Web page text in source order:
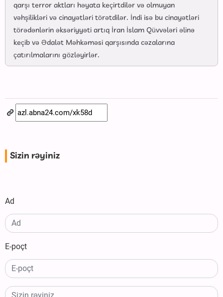
qarşı terror aktları həyata keçirtdilər və olmuyan
vəhşilikləri və cinayətləri törətdilər. İndi isə bu cinayətləri
törədənlərin əksəriyyəti artıq İran İslam Qüvvələri əlinə
keçib və Ədalət Məhkəməsi qarşısında cəzalarına
çatırılmalarını gözləyirlər.
Sizin rəyiniz
Ad
E-poçt